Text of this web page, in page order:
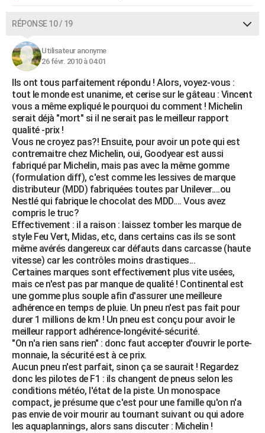
RÉPONSE 10 / 19
Utilisateur anonyme
26 févr. 2010 à 04:01
Ils ont tous parfaitement répondu ! Alors, voyez-vous :
tout le monde est unanime, et cerise sur le gâteau : Vincent
vous a même expliqué le pourquoi du comment ! Michelin
serait déjà "mort" si il ne serait pas le meilleur rapport
qualité -prix !
Vous ne croyez pas?! Ensuite, pour avoir un pote qui est
contremaitre chez Michelin, oui, Goodyear est aussi
fabriqué par Michelin, mais pas avec la même gomme
(formulation diff), c'est comme les lessives de marque
distributeur (MDD) fabriquées toutes par Unilever....ou
Nestlé qui fabrique le chocolat des MDD.... Vous avez
compris le truc?
Effectivement : il a raison : laissez tomber les marque de
style Feu Vert, Midas, etc, dans certains cas ils se sont
même avérés dangereux car défauts dans carcasse (haute
vitesse) car les contrôles moins drastiques...
Certaines marques sont effectivement plus vite usées,
mais ce n'est pas par manque de qualité ! Continental est
une gomme plus souple afin d'assurer une meilleure
adhérence en temps de pluie. Un pneu n'est pas fait pour
durer 1 millions de km ! Un pneu est conçu pour avoir le
meilleur rapport adhérence-longévité-sécurité.
"On n'a rien sans rien" : donc faut accepter d'ouvrir le porte-
monnaie, la sécurité est à ce prix.
Aucun pneu n'est parfait, sinon ça se saurait ! Regardez
donc les pilotes de F1 : ils changent de pneus selon les
conditions météo, l'état de la piste. Un monospace
compact, je présume que c'est pour une famille qu'on n'a
pas envie de voir mourir au tournant suivant ou qui adore
les aquaplannings, alors sans discuter : Michelin !